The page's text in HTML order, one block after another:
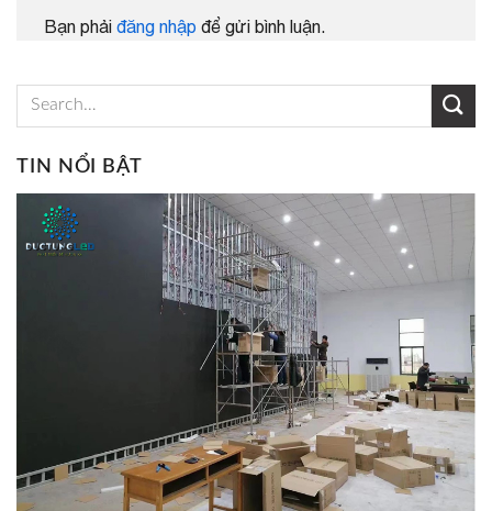
Bạn phải đăng nhập để gửi bình luận.
TIN NỔI BẬT